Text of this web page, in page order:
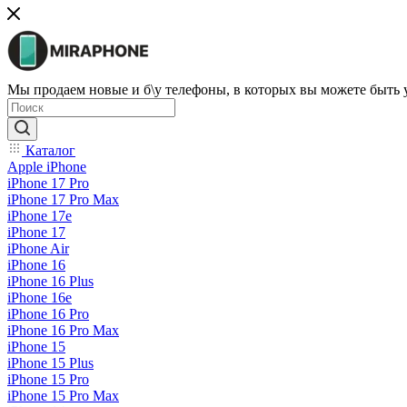
Мы продаем новые и б\у телефоны, в которых вы можете быть
Каталог
Apple iPhone
iPhone 17 Pro
iPhone 17 Pro Max
iPhone 17e
iPhone 17
iPhone Air
iPhone 16
iPhone 16 Plus
iPhone 16e
iPhone 16 Pro
iPhone 16 Pro Max
iPhone 15
iPhone 15 Plus
iPhone 15 Pro
iPhone 15 Pro Max